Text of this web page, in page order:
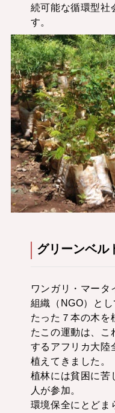
続可能な循環型社
す。
グリーンベル
ワンガリ・マータ
組織（NGO）とし
たった７本の木を
たこの運動は、こ
するアフリカ大陸
植えてきました。
植林には貧困に苦
人が参加。
環境保全にとどま